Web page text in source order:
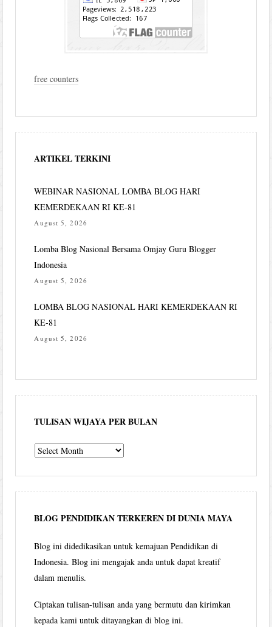
free counters
ARTIKEL TERKINI
WEBINAR NASIONAL LOMBA BLOG HARI
KEMERDEKAAN RI KE-81
August 5, 2026
Lomba Blog Nasional Bersama Omjay Guru Blogger
Indonesia
August 5, 2026
LOMBA BLOG NASIONAL HARI KEMERDEKAAN RI
KE-81
August 5, 2026
TULISAN WIJAYA PER BULAN
Tulisan
per
bulan
BLOG PENDIDIKAN TERKEREN DI DUNIA MAYA
Blog ini didedikasikan untuk kemajuan Pendidikan di
Indonesia. Blog ini mengajak anda untuk dapat kreatif
dalam menulis.
Ciptakan tulisan-tulisan anda yang bermutu dan kirimkan
kepada kami untuk ditayangkan di blog ini.